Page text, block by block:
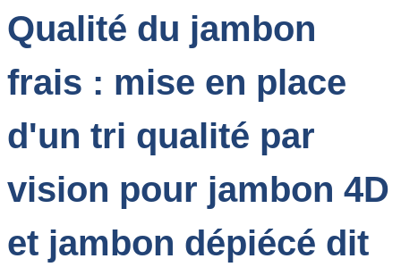
Qualité du jambon
frais : mise en place
d'un tri qualité par
vision pour jambon 4D
et jambon dépiécé dit